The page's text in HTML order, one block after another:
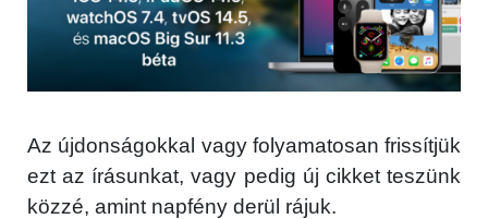
Az újdonságokkal vagy folyamatosan frissítjük
ezt az írásunkat, vagy pedig új cikket teszünk
közzé, amint napfény derül rájuk.